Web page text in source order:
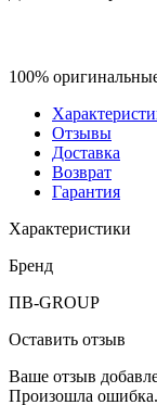
100%
Отзывы
Доставка
Возврат
Гарантия
Характеристики
Бренд
ПВ-GROUP
Оставить отзыв
Ваше отзыв
Произошла